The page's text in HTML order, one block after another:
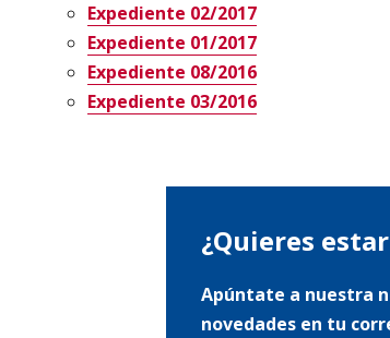
Expediente 02/2017
Expediente 01/2017
Expediente 08/2016
Expediente 03/2016
¿Quieres
Apúntate a nuestra
novedades en tu